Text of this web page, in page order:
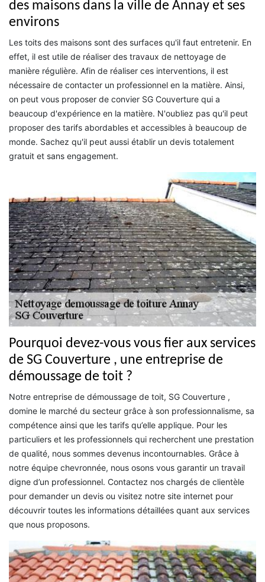
des maisons dans la ville de Annay et ses
environs
Les toits des maisons sont des surfaces qu'il faut entretenir. En
effet, il est utile de réaliser des travaux de nettoyage de
manière régulière. Afin de réaliser ces interventions, il est
nécessaire de contacter un professionnel en la matière. Ainsi,
on peut vous proposer de convier SG Couverture qui a
beaucoup d'expérience en la matière. N'oubliez pas qu'il peut
proposer des tarifs abordables et accessibles à beaucoup de
monde. Sachez qu'il peut aussi établir un devis totalement
gratuit et sans engagement.
Pourquoi devez-vous vous fier aux services
de SG Couverture , une entreprise de
démoussage de toit ?
Notre entreprise de démoussage de toit, SG Couverture ,
domine le marché du secteur grâce à son professionnalisme, sa
compétence ainsi que les tarifs qu’elle applique. Pour les
particuliers et les professionnels qui recherchent une prestation
de qualité, nous sommes devenus incontournables. Grâce à
notre équipe chevronnée, nous osons vous garantir un travail
digne d’un professionnel. Contactez nos chargés de clientèle
pour demander un devis ou visitez notre site internet pour
découvrir toutes les informations détaillées quant aux services
que nous proposons.